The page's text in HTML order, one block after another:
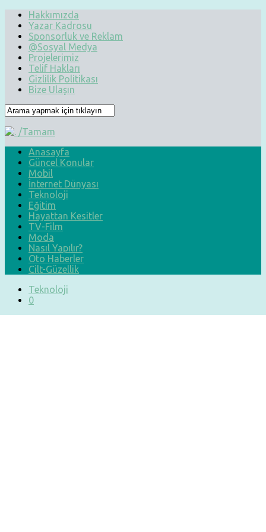
Hakkımızda
Yazar Kadrosu
Sponsorluk ve Reklam
@Sosyal Medya
Projelerimiz
Telif Hakları
Gizlilik Politikası
Bize Ulaşın
Anasayfa
Güncel Konular
Mobil
İnternet Dünyası
Teknoloji
Eğitim
Hayattan Kesitler
TV-Film
Moda
Nasıl Yapılır?
Oto Haberler
Cilt-Güzellik
Teknoloji
0